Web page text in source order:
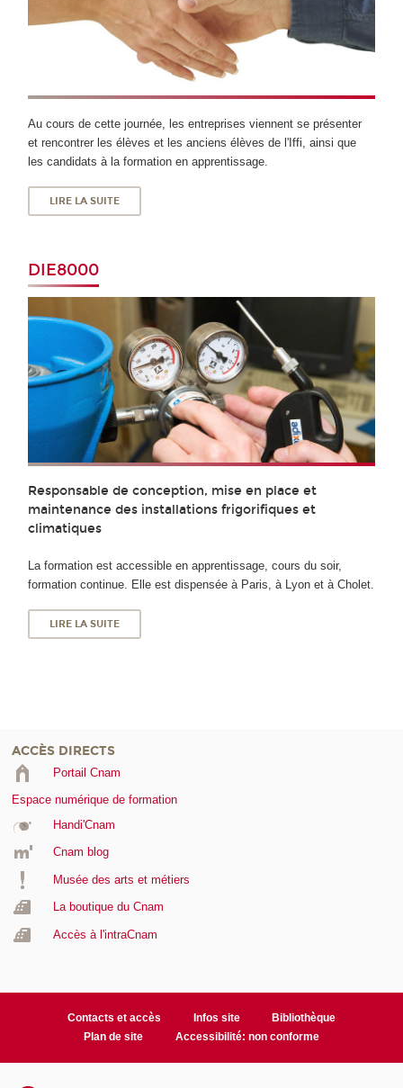
Au cours de cette journée, les entreprises viennent se présenter
et rencontrer les élèves et les anciens élèves de l'Iffi, ainsi que
les candidats à la formation en apprentissage.
LIRE LA SUITE
DIE8000
Responsable de conception, mise en place et
maintenance des installations frigorifiques et
climatiques
La formation est accessible en apprentissage, cours du soir,
formation continue. Elle est dispensée à Paris, à Lyon et à Cholet.
LIRE LA SUITE
ACCÈS DIRECTS
Portail Cnam
Espace numérique de formation
Handi'Cnam
Cnam blog
Musée des arts et métiers
La boutique du Cnam
Accès à l'intraCnam
Contacts et accès Infos site
Bibliothèque
Plan de site
Accessibilité: non conforme